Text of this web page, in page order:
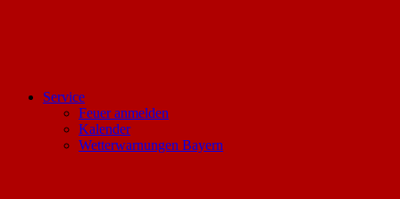
Service
Feuer anmelden
Kalender
Wetterwarnungen Bayern